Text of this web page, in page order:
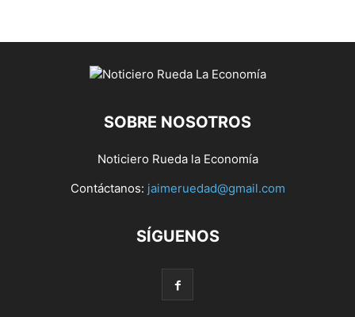
SOBRE NOSOTROS
Noticiero Rueda la Economía
Contáctanos: jaimeruedad@gmail.com
SÍGUENOS